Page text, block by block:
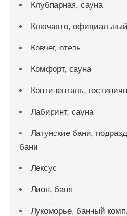
Клубпарная, сауна
Ключавто,
Ковчег, отель
Комфорт, сауна
Континенталь,
Лабиринт, сауна
Латунские бани,
бани
Лексус
Лион, баня
Лукоморье, банный